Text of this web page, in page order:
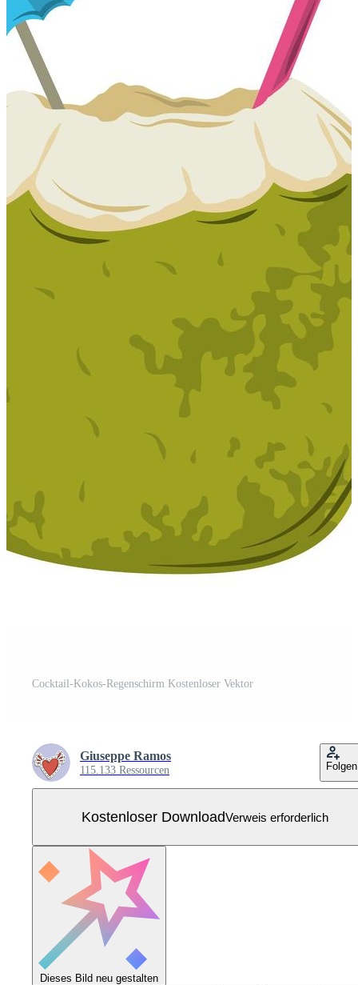
Cocktail-Kokos-Regenschirm Kostenloser Vektor
Giuseppe Ramos
115.133 Ressourcen Folgen
Kostenloser DownloadVerweis erforderlich
Dieses Bild neu gestalten